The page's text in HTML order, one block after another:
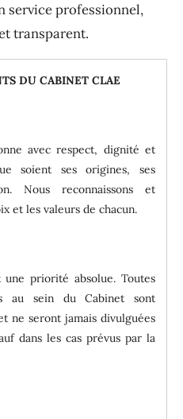
service professionnel,
transparent.
DU CABINET CLAE
avec respect, dignité et
soient ses origines, ses
Nous reconnaissons et
et les valeurs de chacun.
priorité absolue. Toutes
au sein du Cabinet sont
ne seront jamais divulguées
dans les cas prévus par la